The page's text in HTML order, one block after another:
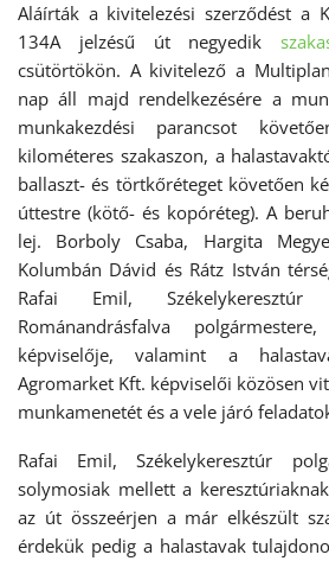
Aláírták a kivitelezési szerződést a
134A jelzésű út negyedik
csütörtökön. A kivitelező a
nap áll majd rendelkezésére a
munkakezdési parancsot
kilométeres szakaszon, a
ballaszt- és törtkőréteget követően
úttestre (kötő- és kopóréteg). A
lej. Borboly Csaba, Hargita
Kolumbán Dávid és Rátz István
Rafai Emil,
Románandrásfalva
képviselője, valamint a
Agromarket Kft. képviselői közösen
munkamenetét és a vele járó
Rafai Emil, Székelykeresztúr
solymosiak mellett a
az út összeérjen a már elkészült
érdekük pedig a halastavak